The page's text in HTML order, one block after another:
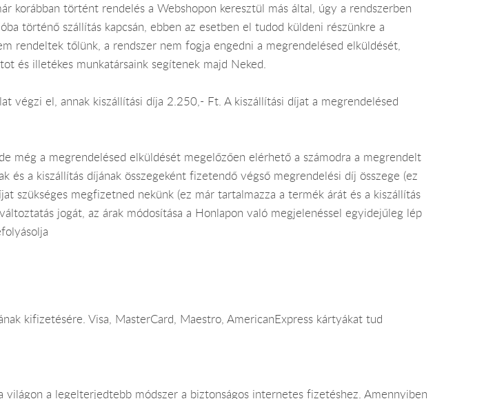
korábban történt rendelés a Webshopon keresztül más által, úgy a rendszerben
történő szállítás kapcsán, ebben az esetben el tudod küldeni részünkre a
rendeltek tőlünk, a rendszer nem fogja engedni a megrendelésed elküldését,
és illetékes munkatársaink segítenek majd Neked.
végzi el, annak kiszállítási díja 2.250,- Ft. A kiszállítási díjat a megrendelésed
még a megrendelésed elküldését megelőzően elérhető a számodra a megrendelt
a kiszállítás díjának összegeként fizetendő végső megrendelési díj összege (ez
szükséges megfizetned nekünk (ez már tartalmazza a termék árát és a kiszállítás
jogát, az árak módosítása a Honlapon való megjelenéssel egyidejűleg lép
kifizetésére. Visa, MasterCard, Maestro, AmericanExpress kártyákat tud
a legelterjedtebb módszer a biztonságos internetes fizetéshez. Amennyiben